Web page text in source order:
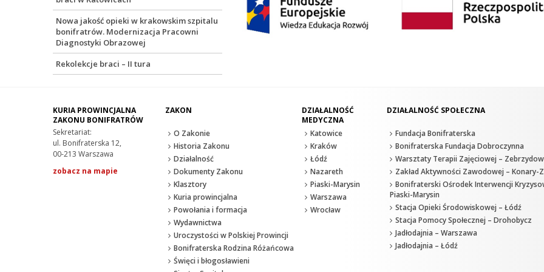
Nowa jakość opieki w krakowskim szpitalu
bonifratrów. Modernizacja Pracowni
Diagnostyki Obrazowej
Rekolekcje braci – II tura
KURIA PROWINCJALNA
ZAKONU BONIFRATRÓW
Sekretariat:
ul. Bonifraterska 12,
00-213 Warszawa
zobacz na mapie
ZAKON
O Zakonie
Historia Zakonu
Działalność
Dokumenty Zakonu
Klasztory
Kuria prowincjalna
Powołania i formacja
Wydawnictwa
Uroczystości w Polskiej Prowincji
Bonifraterska Rodzina Różańcowa
Święci i błogosławieni
DZIAŁALNOŚĆ
MEDYCZNA
Katowice
Kraków
Łódź
Nazareth
Piaski-Marysin
Warszawa
Wrocław
DZIAŁALNOŚĆ SPOŁECZNA
Fundacja Bonifraterska
Bonifraterska Fundacja Dobroczynna
Warsztaty Terapii Zajęciowej –
Zakład Aktywności Zawodowej – Konary-
Bonifraterski Ośrodek Interwencji
Piaski-Marysin
Stacja Opieki Środowiskowej – Łódź
Stacja Pomocy Społecznej – Drohobycz
Jadłodajnia – Warszawa
Jadłodajnia – Łódź